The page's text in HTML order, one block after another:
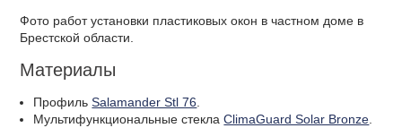
Фото работ установки пластиковых окон в частном доме в
Брестской области.
Материалы
ПрофильSalamander Stl 76.
Мультифункциональные стеклаClimaGuard Solar Bronze.